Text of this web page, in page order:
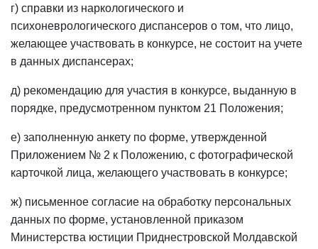
г) справки из наркологического и
психоневрологического диспансеров о том, что лицо,
желающее участвовать в конкурсе, не состоит на учете
в данных диспансерах;
д) рекомендацию для участия в конкурсе, выданную в
порядке, предусмотренном пунктом 21 Положения;
е) заполненную анкету по форме, утвержденной
Приложением № 2 к Положению, с фотографической
карточкой лица, желающего участвовать в конкурсе;
ж) письменное согласие на обработку персональных
данных по форме, установленной приказом
Министерства юстиции Приднестровской Молдавской